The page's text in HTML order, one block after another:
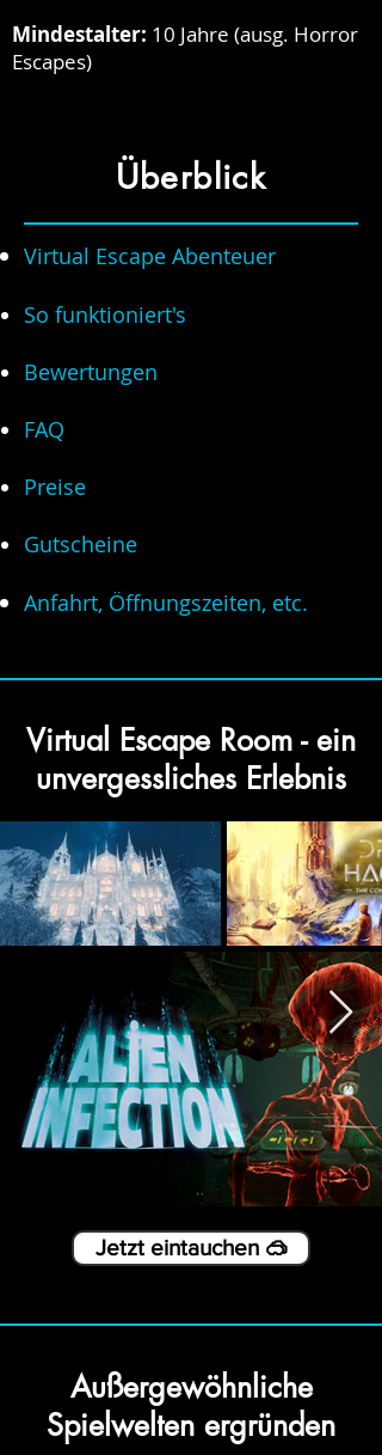
Mindestalter: 10 Jahre (ausg. Horror
Escapes)
Überblick
Virtual Escape Abenteuer
So funktioniert's
Bewertungen
FAQ
Preise
Gutscheine
Anfahrt, Öffnungszeiten, etc.
Virtual Escape Room - ein
unvergessliches Erlebnis
Jetzt eintauchen 🥽
Außergewöhnliche
Spielwelten ergründen